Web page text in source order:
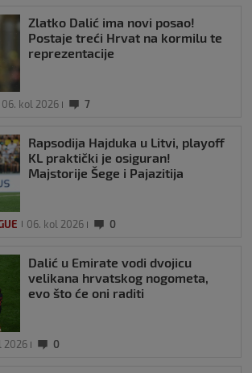
Zlatko Dalić ima novi posao!
Postaje treći Hrvat na kormilu te
reprezentacije
06. kol 2026 7
Rapsodija Hajduka u Litvi, playoff
KL praktički je osiguran!
Majstorije Šege i Pajazitija
06. kol 2026 0
Dalić u Emirate vodi dvojicu
velikana hrvatskog nogometa,
evo što će oni raditi
2026 0